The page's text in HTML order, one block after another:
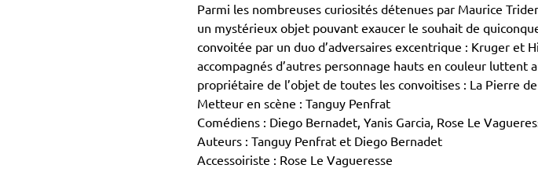
Parmi les nombreuses curiosités détenues par Maurice
un mystérieux objet pouvant exaucer le souhait de
convoitée par un duo d’adversaires excentrique : Kruger et
accompagnés d’autres personnage hauts en couleur luttent
propriétaire de l’objet de toutes les convoitises : La Pierre
Metteur en scène : Tanguy Penfrat
Comédiens : Diego Bernadet, Yanis Garcia, Rose Le
Auteurs : Tanguy Penfrat et Diego Bernadet
Accessoiriste : Rose Le Vagueresse